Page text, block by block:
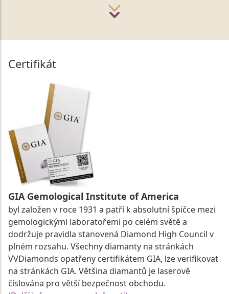
Certifikát
GIA Gemological Institute of America
byl založen v roce 1931 a patří k absolutní špičce mezi
gemologickými laboratořemi po celém světě a
dodržuje pravidla stanovená Diamond High Council v
plném rozsahu. Všechny diamanty na stránkách
VVDiamonds opatřeny certifikátem GIA, lze verifikovat
na stránkách GIA. Většina diamantů je laserově
číslována pro větší bezpečnost obchodu.